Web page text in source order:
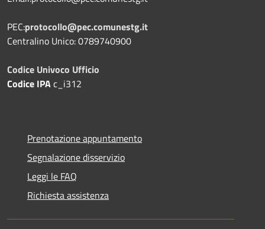
PEC:protocollo@pec.comunestg.it
Centralino Unico: 0789740900
Codice Univoco Ufficio
Codice IPAc_i312
Prenotazione appuntamento
Segnalazione disservizio
Leggi le FAQ
Richiesta assistenza